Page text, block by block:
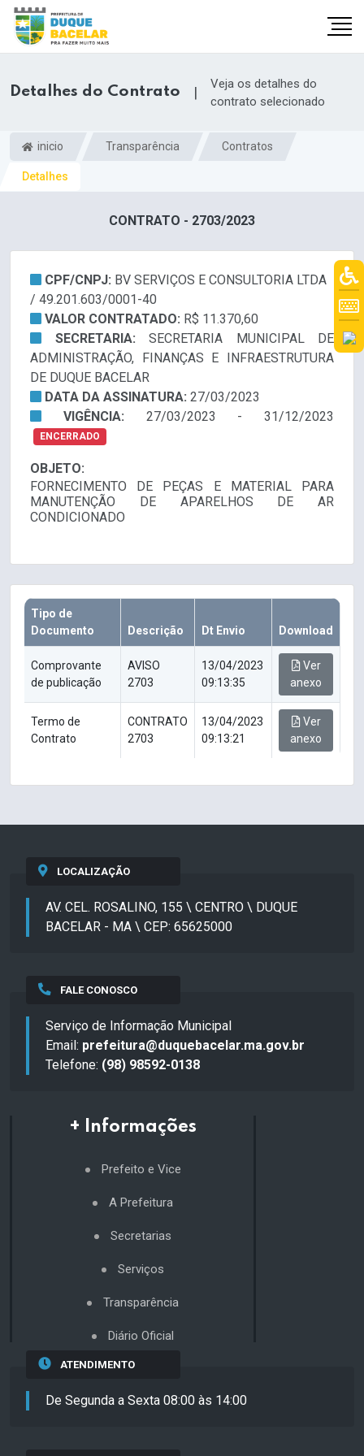
Detalhes do Contrato |
Veja os detalhes do
contrato selecionado
inicio Transparência Contratos
Detalhes
CONTRATO - 2703/2023
CPF/CNPJ: BV SERVIÇOS E CONSULTORIA LTDA
/ 49.201.603/0001-40
VALOR CONTRATADO: R$ 11.370,60
SECRETARIA: SECRETARIA MUNICIPAL DE
ADMINISTRAÇÃO, FINANÇAS E INFRAESTRUTURA
DE DUQUE BACELAR
DATA DA ASSINATURA: 27/03/2023
VIGÊNCIA: 27/03/2023 - 31/12/2023
ENCERRADO
OBJETO:
FORNECIMENTO DE PEÇAS E MATERIAL PARA
MANUTENÇÃO DE APARELHOS DE AR
CONDICIONADO
Tipo de
Documento
Descrição Dt Envio Download
Comprovante
de publicação
AVISO
2703
13/04/2023
09:13:35
Ver
anexo
Termo de
Contrato
CONTRATO
2703
13/04/2023
09:13:21
Ver
anexo
LOCALIZAÇÃO
AV. CEL. ROSALINO, 155 \ CENTRO \ DUQUE
BACELAR - MA \ CEP: 65625000
FALE CONOSCO
Serviço de Informação Municipal
Email: prefeitura@duquebacelar.ma.gov.br
Telefone: (98) 98592-0138
+ Informações
Prefeito e Vice
A Prefeitura
Secretarias
Serviços
Transparência
Diário Oficial
ATENDIMENTO
De Segunda a Sexta 08:00 às 14:00